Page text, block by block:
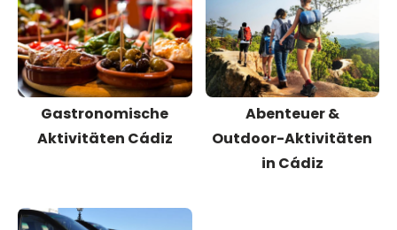
Gastronomische
Aktivitäten Cádiz
Abenteuer &
Outdoor-Aktivitäten
in Cádiz